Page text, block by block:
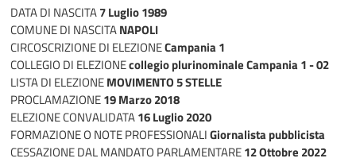
DATA DI NASCITA7 Luglio 1989
COMUNE DI NASCITANAPOLI
CIRCOSCRIZIONE DI ELEZIONECampania 1
COLLEGIO DI ELEZIONEcollegio plurinominale Campania 1 - 02
LISTA DI ELEZIONEMOVIMENTO 5 STELLE
PROCLAMAZIONE19 Marzo 2018
ELEZIONE CONVALIDATA16 Luglio 2020
FORMAZIONE O NOTE PROFESSIONALIGiornalista pubblicista
CESSAZIONE DAL MANDATO PARLAMENTARE12 Ottobre 2022